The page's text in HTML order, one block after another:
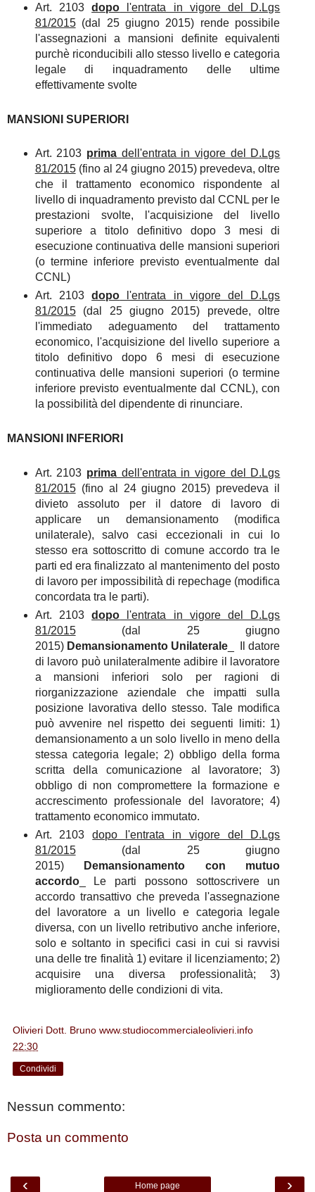
Art. 2103dopo l'entrata in vigore del D.Lgs
81/2015(dal 25 giugno 2015) rende possibile
l'assegnazioni a mansioni definite equivalenti
purchè riconducibili allo stesso livello e categoria
legale di inquadramento delle ultime
effettivamente svolte
MANSIONI SUPERIORI
Art. 2103 primadell'entrata in vigore del D.Lgs
81/2015(fino al 24 giugno 2015) prevedeva, oltre
che il trattamento economico rispondente al
livello di inquadramento previsto dal CCNL per le
prestazioni svolte, l'acquisizione del livello
superiore a titolo definitivo dopo 3 mesi di
esecuzione continuativa delle mansioni superiori
(o termine inferiore previsto eventualmente dal
CCNL)
Art. 2103dopo l'entrata in vigore del D.Lgs
81/2015(dal 25 giugno 2015) prevede, oltre
l'immediato adeguamento del trattamento
economico, l'acquisizione del livello superiore a
titolo definitivo dopo 6 mesi di esecuzione
continuativa delle mansioni superiori (o termine
inferiore previsto eventualmente dal CCNL), con
la possibilità del dipendente di rinunciare.
MANSIONI INFERIORI
Art. 2103 primadell'entrata in vigore del D.Lgs
81/2015(fino al 24 giugno 2015) prevedeva il
divieto assoluto per il datore di lavoro di
applicare un demansionamento (modifica
unilaterale), salvo casi eccezionali in cui lo
stesso era sottoscritto di comune accordo tra le
parti ed era finalizzato al mantenimento del posto
di lavoro per impossibilità di repechage (modifica
concordata tra le parti).
Art. 2103dopo l'entrata in vigore del D.Lgs
81/2015(dal 25 giugno
2015) Demansionamento Unilaterale_ Il datore
di lavoro può unilateralmente adibire il lavoratore
a mansioni inferiori solo per ragioni di
riorganizzazione aziendale che impatti sulla
posizione lavorativa dello stesso. Tale modifica
può avvenire nel rispetto dei seguenti limiti: 1)
demansionamento a un solo livello in meno della
stessa categoria legale; 2) obbligo della forma
scritta della comunicazione al lavoratore; 3)
obbligo di non compromettere la formazione e
accrescimento professionale del lavoratore; 4)
trattamento economico immutato.
Art. 2103dopo l'entrata in vigore del D.Lgs
81/2015(dal 25 giugno
2015)
Demansionamento con mutuo
accordo_ Le parti possono sottoscrivere un
accordo transattivo che preveda l'assegnazione
del lavoratore a un livello e categoria legale
diversa, con un livello retributivo anche inferiore,
solo e soltanto in specifici casi in cui si ravvisi
una delle tre finalità 1) evitare il licenziamento; 2)
acquisire una diversa professionalità; 3)
miglioramento delle condizioni di vita.
Olivieri Dott. Bruno www.studiocommercialeolivieri.info
22:30
Condividi
Nessun commento:
Posta un commento
‹ ›
Home page